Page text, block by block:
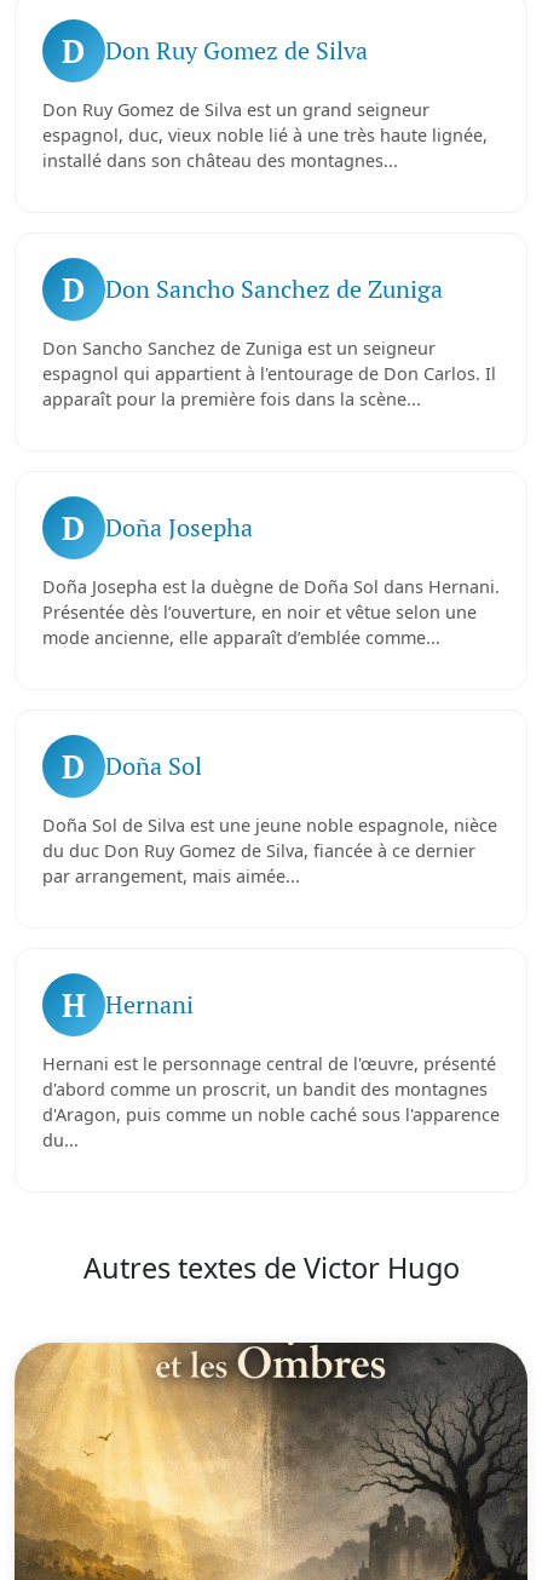
D Don Ruy Gomez de Silva
Don Ruy Gomez de Silva est un grand seigneur
espagnol, duc, vieux noble lié à une très haute lignée,
installé dans son château des montagnes...
D Don Sancho Sanchez de Zuniga
Don Sancho Sanchez de Zuniga est un seigneur
espagnol qui appartient à l'entourage de Don Carlos. Il
apparaît pour la première fois dans la scène...
D Doña Josepha
Doña Josepha est la duègne de Doña Sol dans Hernani.
Présentée dès l’ouverture, en noir et vêtue selon une
mode ancienne, elle apparaît d’emblée comme...
D Doña Sol
Doña Sol de Silva est une jeune noble espagnole, nièce
du duc Don Ruy Gomez de Silva, fiancée à ce dernier
par arrangement, mais aimée...
H Hernani
Hernani est le personnage central de l'œuvre, présenté
d'abord comme un proscrit, un bandit des montagnes
d'Aragon, puis comme un noble caché sous l'apparence
du...
Autres textes de Victor Hugo